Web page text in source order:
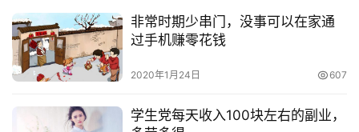
非常时期少串门，没事可以在家通
过手机赚零花钱
2020年1月24日 607
学生党每天收入100块左右的副业，